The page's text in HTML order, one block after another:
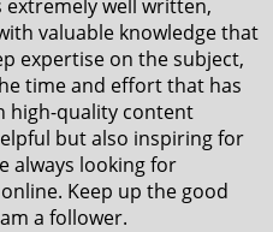
extremely well written,
valuable knowledge that
expertise on the subject,
time and effort that has
high-quality content
but also inspiring for
always looking for
Keep up the good
a follower.